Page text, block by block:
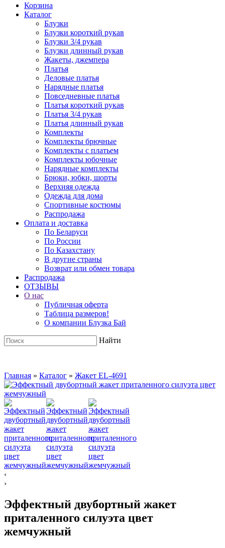
Корзина
Каталог
Блузки
Блузки короткий рукав
Блузки 3/4 рукав
Блузки длинный рукав
Жакеты, джемпера
Платья
Деловые платья
Нарядные платья
Повседневные платья
Платья короткий рукав
Платья 3/4 рукав
Платья длинный рукав
Комплекты
Комплекты брючные
Комплекты с платьем
Комплекты юбочные
Нарядные комплекты
Брюки, юбки, шорты
Верхняя одежда
Одежда для дома
Спортивные костюмы
Распродажа
Оплата и доставка
По Беларуси
По России
По Казахстану
В другие страны
Возврат или обмен товара
Распродажа
ОТЗЫВЫ
О нас
Публичная оферта
Таблица размеров!
О компании Блузка Бай
Найти
Главная » Каталог » Жакет EL-4691
‹
›
Эффектный двубортный жакет
приталенного силуэта цвет
жемчужный